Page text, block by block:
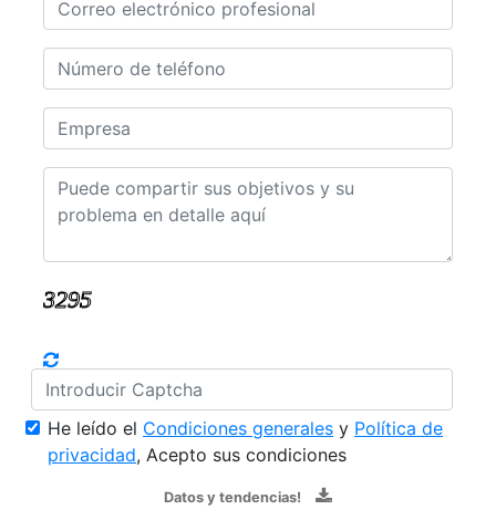
He leído el Condiciones generales y Política de
privacidad, Acepto sus condiciones
Datos y tendencias!